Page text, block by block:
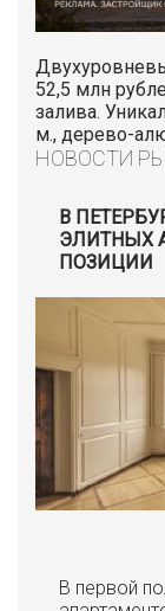
52,5 млн
залива.
м., дерево-
НОВОСТИ
В
ЭЛИТНЫХ
ПОЗИЦИИ
В первой